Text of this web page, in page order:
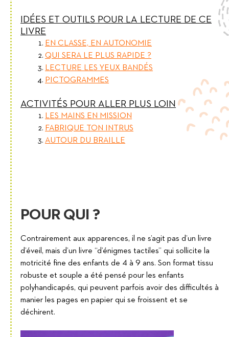
IDÉES ET OUTILS POUR LA LECTURE DE CE
LIVRE
EN CLASSE, EN AUTONOMIE
QUI SERA LE PLUS RAPIDE ?
LECTURE LES YEUX BANDÉS
PICTOGRAMMES
ACTIVITÉS POUR ALLER PLUS LOIN
LES MAINS EN MISSION
FABRIQUE TON INTRUS
AUTOUR DU BRAILLE
POUR QUI ?
Contrairement aux apparences, il ne s’agit pas d’un livre
d’éveil, mais d’un livre “d’énigmes tactiles” qui sollicite la
motricité fine des enfants de 4 à 9 ans. Son format tissu
robuste et souple a été pensé pour les enfants
polyhandicapés, qui peuvent parfois avoir des difficultés à
manier les pages en papier qui se froissent et se
déchirent.